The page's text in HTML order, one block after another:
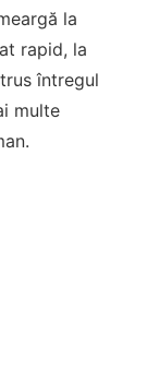
la
rapid, la
întregul
multe